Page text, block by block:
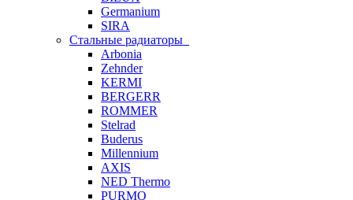
Germanium
SIRA
Стальные радиаторы
Arbonia
Zehnder
KERMI
BERGERR
ROMMER
Stelrad
Buderus
Millennium
AXIS
NED Thermo
PURMO